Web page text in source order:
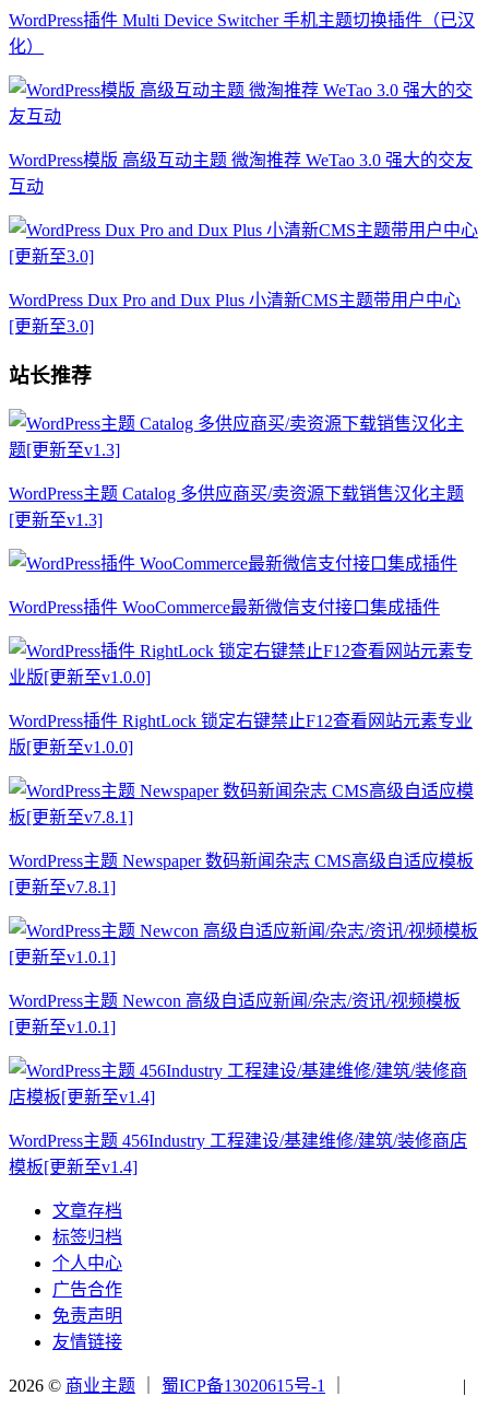
WordPress插件 Multi Device Switcher 手机主题切换插件（已汉
化）
WordPress模版 高级互动主题 微淘推荐 WeTao 3.0 强大的交友
互动
WordPress Dux Pro and Dux Plus 小清新CMS主题带用户中心
[更新至3.0]
站长推荐
WordPress主题 Catalog 多供应商买/卖资源下载销售汉化主题
[更新至v1.3]
WordPress插件 WooCommerce最新微信支付接口集成插件
WordPress插件 RightLock 锁定右键禁止F12查看网站元素专业
版[更新至v1.0.0]
WordPress主题 Newspaper 数码新闻杂志 CMS高级自适应模板
[更新至v7.8.1]
WordPress主题 Newcon 高级自适应新闻/杂志/资讯/视频模板
[更新至v1.0.1]
WordPress主题 456Industry 工程建设/基建维修/建筑/装修商店
模板[更新至v1.4]
文章存档
标签归档
个人中心
广告合作
免责声明
友情链接
2026 © 商业主题 蜀ICP备13020615号-1 |